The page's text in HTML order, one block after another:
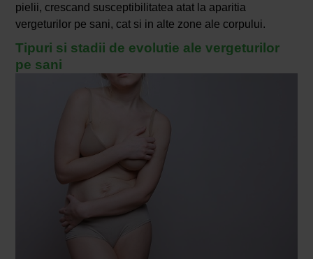
pielii, crescand susceptibilitatea atat la aparitia
vergeturilor pe sani, cat si in alte zone ale corpului.
Tipuri si stadii de evolutie ale vergeturilor
pe sani